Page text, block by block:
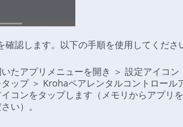
確認します。以下の手順を使用してくださ
たアプリメニューを開き ＞ 設定アイコ
ップ ＞ Krohaペアレンタルコントロール
イコンをタップします（メモリからアプリ
い）。